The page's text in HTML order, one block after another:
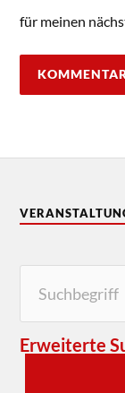
für meinen
Erweiterte